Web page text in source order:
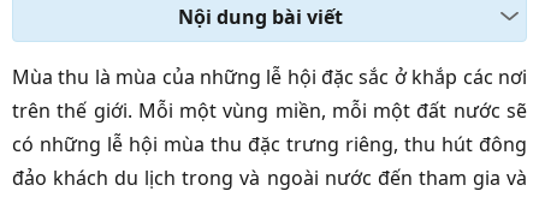
Nội dung bài viết
Mùa thu là mùa của những lễ hội đặc sắc ở khắp các nơi
trên thế giới. Mỗi một vùng miền, mỗi một đất nước sẽ
có những lễ hội mùa thu đặc trưng riêng, thu hút đông
đảo khách du lịch trong và ngoài nước đến tham gia và